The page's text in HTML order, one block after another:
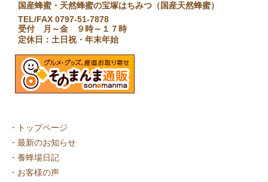
国産蜂蜜・天然蜂蜜の宝塚はちみつ（国産天然蜂蜜）
TEL/FAX 0797-51-7878
受付 月～金 ９時～１７時
定休日：土日祝・年末年始
・
トップページ
・ 最新のお知らせ
・ 養蜂場日記
・ お客様の声